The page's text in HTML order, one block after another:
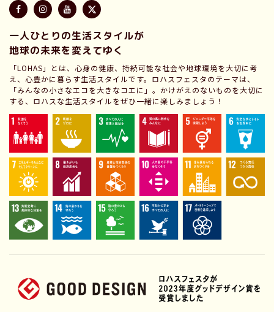
一人ひとりの生活スタイルが
地球の未来を変えてゆく
「LOHAS」とは、心身の健康、持続可能な社会や地球環境を大切に考
え、心豊かに暮らす生活スタイルです。ロハスフェスタのテーマは、
「みんなの小さなエコを大きなコエに」。かけがえのないものを大切に
する、ロハスな生活スタイルをぜひ一緒に楽しみましょう！